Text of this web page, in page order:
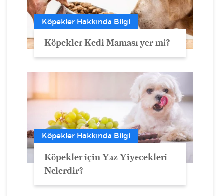
Köpekler Hakkında Bilgi
Köpekler Kedi Maması yer mi?
Köpekler Hakkında Bilgi
Köpekler için Yaz Yiyecekleri
Nelerdir?